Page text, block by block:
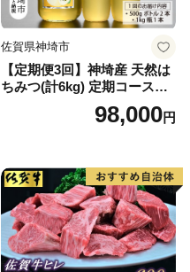
佐賀県神埼市
【定期便3回】神埼産 天然は
ちみつ(計6kg) 定期コースH
【国産 神埼産 おすすめ 無添
加 贈り物 定期便】(H049133)
98,000円